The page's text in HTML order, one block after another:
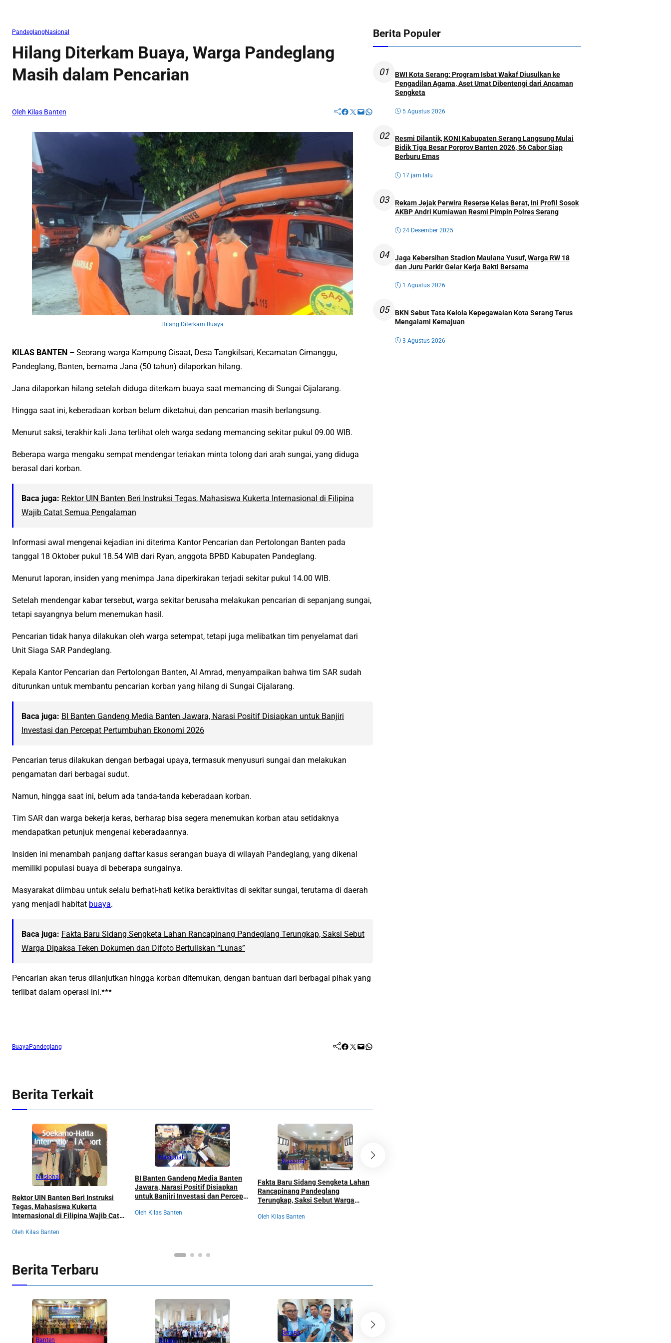
Pandeglang Nasional
Hilang Diterkam Buaya, Warga Pandeglang
Masih dalam Pencarian
Oleh Kilas Banten Facebook Twitter Mail WhatsApp
Hilang Diterkam Buaya
KILAS BANTEN – Seorang warga Kampung Cisaat, Desa Tangkilsari, Kecamatan Cimanggu,
Pandeglang, Banten, bernama Jana (50 tahun) dilaporkan hilang.
Jana dilaporkan hilang setelah diduga diterkam buaya saat memancing di Sungai Cijalarang.
Hingga saat ini, keberadaan korban belum diketahui, dan pencarian masih berlangsung.
Menurut saksi, terakhir kali Jana terlihat oleh warga sedang memancing sekitar pukul 09.00 WIB.
Beberapa warga mengaku sempat mendengar teriakan minta tolong dari arah sungai, yang diduga
berasal dari korban.
Baca juga: Rektor UIN Banten Beri Instruksi Tegas, Mahasiswa Kukerta Internasional di Filipina
Wajib Catat Semua Pengalaman
Informasi awal mengenai kejadian ini diterima Kantor Pencarian dan Pertolongan Banten pada
tanggal 18 Oktober pukul 18.54 WIB dari Ryan, anggota BPBD Kabupaten Pandeglang.
Menurut laporan, insiden yang menimpa Jana diperkirakan terjadi sekitar pukul 14.00 WIB.
Setelah mendengar kabar tersebut, warga sekitar berusaha melakukan pencarian di sepanjang sungai,
tetapi sayangnya belum menemukan hasil.
Pencarian tidak hanya dilakukan oleh warga setempat, tetapi juga melibatkan tim penyelamat dari
Unit Siaga SAR Pandeglang.
Kepala Kantor Pencarian dan Pertolongan Banten, Al Amrad, menyampaikan bahwa tim SAR sudah
diturunkan untuk membantu pencarian korban yang hilang di Sungai Cijalarang.
Baca juga: BI Banten Gandeng Media Banten Jawara, Narasi Positif Disiapkan untuk Banjiri
Investasi dan Percepat Pertumbuhan Ekonomi 2026
Pencarian terus dilakukan dengan berbagai upaya, termasuk menyusuri sungai dan melakukan
pengamatan dari berbagai sudut.
Namun, hingga saat ini, belum ada tanda-tanda keberadaan korban.
Tim SAR dan warga bekerja keras, berharap bisa segera menemukan korban atau setidaknya
mendapatkan petunjuk mengenai keberadaannya.
Insiden ini menambah panjang daftar kasus serangan buaya di wilayah Pandeglang, yang dikenal
memiliki populasi buaya di beberapa sungainya.
Masyarakat diimbau untuk selalu berhati-hati ketika beraktivitas di sekitar sungai, terutama di daerah
yang menjadi habitat buaya.
Baca juga: Fakta Baru Sidang Sengketa Lahan Rancapinang Pandeglang Terungkap, Saksi Sebut
Warga Dipaksa Teken Dokumen dan Difoto Bertuliskan “Lunas”
Pencarian akan terus dilanjutkan hingga korban ditemukan, dengan bantuan dari berbagai pihak yang
terlibat dalam operasi ini.***
BuayaPandeglang Facebook Twitter Mail WhatsApp
Berita Terkait
Nasional
Rektor UIN Banten Beri Instruksi
Tegas, Mahasiswa Kukerta
Internasional di Filipina Wajib Catat
Oleh Kilas Banten
Nasional
BI Banten Gandeng Media Banten
Jawara, Narasi Positif Disiapkan
untuk Banjiri Investasi dan Percepat
Oleh Kilas Banten
Nasional
Fakta Baru Sidang Sengketa Lahan
Rancapinang Pandeglang
Terungkap, Saksi Sebut Warga
Bertuliskan “Lunas”
Oleh Kilas Banten
Berita Terbaru
Banten Serang
Serang
Berita Populer
01
BWI Kota Serang: Program Isbat Wakaf Diusulkan ke
Pengadilan Agama, Aset Umat Dibentengi dari Ancaman
Sengketa
5 Agustus 2026
02
Resmi Dilantik, KONI Kabupaten Serang Langsung Mulai
Bidik Tiga Besar Porprov Banten 2026, 56 Cabor Siap
Berburu Emas
17 jam lalu
03
Rekam Jejak Perwira Reserse Kelas Berat, Ini Profil Sosok
AKBP Andri Kurniawan Resmi Pimpin Polres Serang
24 Desember 2025
04
Jaga Kebersihan Stadion Maulana Yusuf, Warga RW 18
dan Juru Parkir Gelar Kerja Bakti Bersama
1 Agustus 2026
05
BKN Sebut Tata Kelola Kepegawaian Kota Serang Terus
Mengalami Kemajuan
3 Agustus 2026